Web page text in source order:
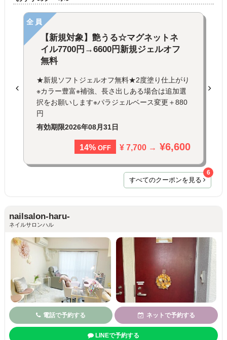
全員
【新規対象】艶うる☆マグネットネ
イル7700円→6600円新規ジェルオフ
無料
★新規ソフトジェルオフ無料★2度塗り仕上がり
※カラー豊富※補強、長さ出しある場合は追加選
択をお願いします※パラジェルベース変更＋880
円
有効期限2026年08月31日
14% OFF ¥ 7,700 → ¥6,600
すべてのクーポンを見る
6
nailsalon-haru-
ネイルサロンハル
電話で予約する ネットで予約する
LINEで予約する